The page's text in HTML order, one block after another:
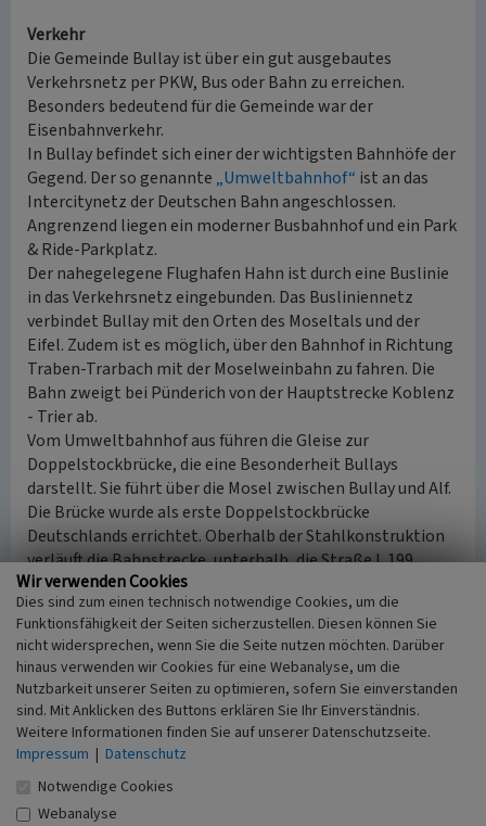
Verkehr
Die Gemeinde Bullay ist über ein gut ausgebautes
Verkehrsnetz per PKW, Bus oder Bahn zu erreichen.
Besonders bedeutend für die Gemeinde war der
Eisenbahnverkehr.
In Bullay befindet sich einer der wichtigsten Bahnhöfe der
Gegend. Der so genannte „Umweltbahnhof“ ist an das
Intercitynetz der Deutschen Bahn angeschlossen.
Angrenzend liegen ein moderner Busbahnhof und ein Park
& Ride-Parkplatz.
Der nahegelegene Flughafen Hahn ist durch eine Buslinie
in das Verkehrsnetz eingebunden. Das Busliniennetz
verbindet Bullay mit den Orten des Moseltals und der
Eifel. Zudem ist es möglich, über den Bahnhof in Richtung
Traben-Trarbach mit der Moselweinbahn zu fahren. Die
Bahn zweigt bei Pünderich von der Hauptstrecke Koblenz
- Trier ab.
Vom Umweltbahnhof aus führen die Gleise zur
Doppelstockbrücke, die eine Besonderheit Bullays
darstellt. Sie führt über die Mosel zwischen Bullay und Alf.
Die Brücke wurde als erste Doppelstockbrücke
Deutschlands errichtet. Oberhalb der Stahlkonstruktion
verläuft die Bahnstrecke, unterhalb, die Straße L 199.
Die Moselstrecke wird von der Deutschen Bahn betrieben
und verläuft nach der Überquerung der Doppelstockbrücke
in den Prinzenkopftunnel, um die Zeller Moselschleife
abzukürzen. Die Bahnstrecke verlässt dann das Moseltal
und führt über die Vordereifel nach Trier.
Die L 199 führt über die Brücke und verläuft südlich weiter
auf der rechten Moselseite. Durch die Doppelstockbrücke
ist Bullay mit der linken Moselseite und somit mit den
Bundesstraßen B 49 Richtung Koblenz und der B 53
Richtung Trier verbunden.
Wir verwenden Cookies
Dies sind zum einen technisch notwendige Cookies, um die
Funktionsfähigkeit der Seiten sicherzustellen. Diesen können Sie
nicht widersprechen, wenn Sie die Seite nutzen möchten. Darüber
hinaus verwenden wir Cookies für eine Webanalyse, um die
Nutzbarkeit unserer Seiten zu optimieren, sofern Sie einverstanden
sind. Mit Anklicken des Buttons erklären Sie Ihr Einverständnis.
Weitere Informationen finden Sie auf unserer Datenschutzseite.
Impressum | Datenschutz
Notwendige Cookies
Webanalyse